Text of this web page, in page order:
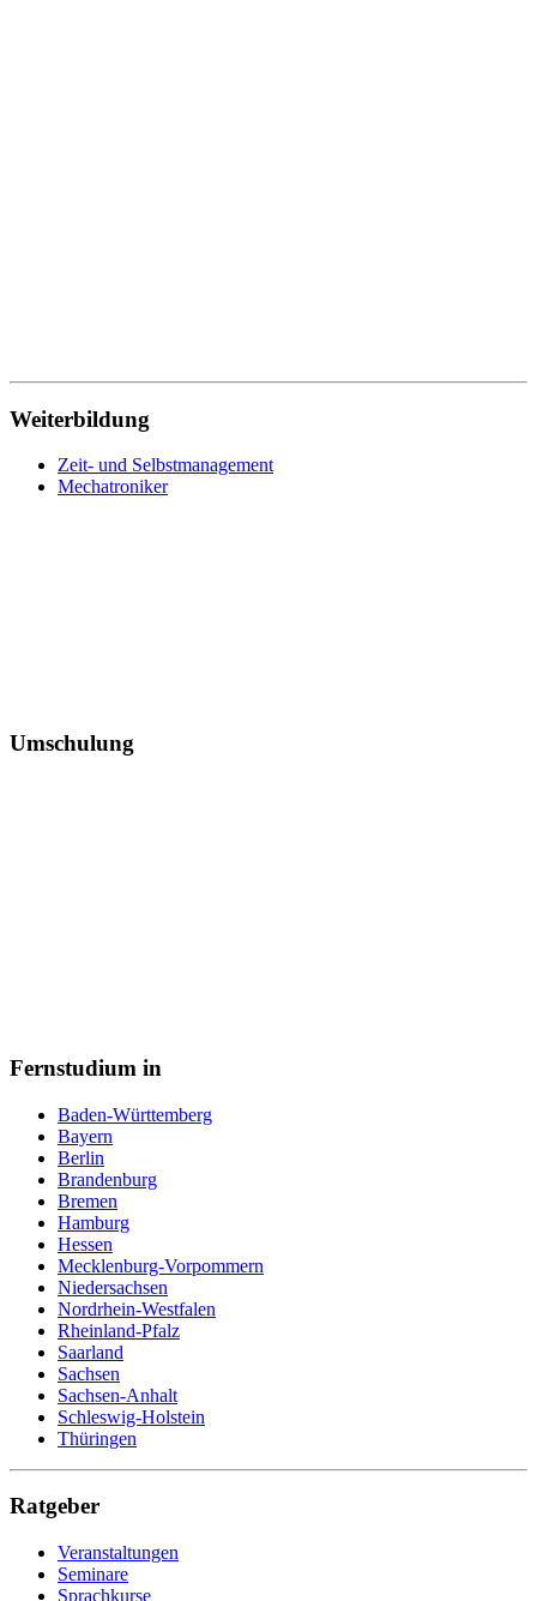
Weiterbildung
Zeit- und Selbstmanagement
Mechatroniker
Umschulung
Fernstudium in
Baden-Württemberg
Bayern
Berlin
Brandenburg
Bremen
Hamburg
Hessen
Mecklenburg-Vorpommern
Niedersachsen
Nordrhein-Westfalen
Rheinland-Pfalz
Saarland
Sachsen
Sachsen-Anhalt
Schleswig-Holstein
Thüringen
Ratgeber
Veranstaltungen
Seminare
Sprachkurse